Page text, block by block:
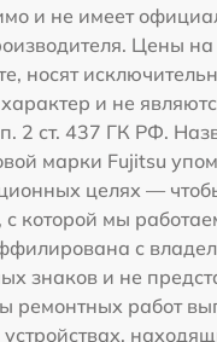
и не имеет
Цены на
носят
и не
2 ст. 437 ГК РФ.
марки Fujitsu
целях —
с которой мы
с
знаков и не
ремонтных работ